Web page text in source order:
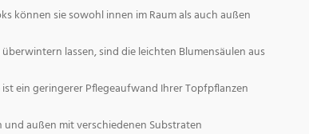
können sie sowohl innen im Raum als auch außen
lassen, sind die leichten Blumensäulen aus
ein geringerer Pflegeaufwand Ihrer Topfpflanzen
außen mit verschiedenen Substraten